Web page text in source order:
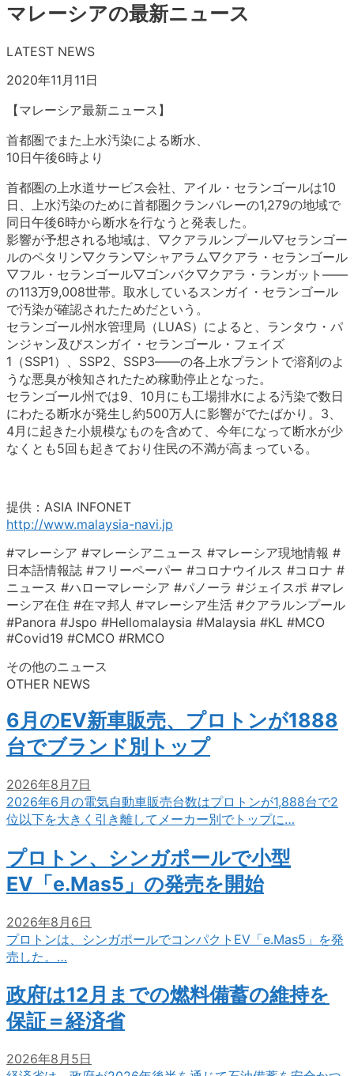
マレーシアの最新ニュース
LATEST NEWS
2020年11月11日
【マレーシア最新ニュース】
首都圏でまた上水汚染による断水、
10日午後6時より
首都圏の上水道サービス会社、アイル・セランゴールは10
日、上水汚染のために首都圏クランバレーの1,279の地域で
同日午後6時から断水を行なうと発表した。
影響が予想される地域は、▽クアラルンプール▽セランゴー
ルのペタリン▽クラン▽シャアラム▽クアラ・セランゴール
▽フル・セランゴール▽ゴンバク▽クアラ・ランガット――
の113万9,008世帯。取水しているスンガイ・セランゴール
で汚染が確認されたためだという。
セランゴール州水管理局（LUAS）によると、ランタウ・パ
ンジャン及びスンガイ・セランゴール・フェイズ
1（SSP1）、SSP2、SSP3――の各上水プラントで溶剤のよ
うな悪臭が検知されたため稼動停止となった。
セランゴール州では9、10月にも工場排水による汚染で数日
にわたる断水が発生し約500万人に影響がでたばかり。3、
4月に起きた小規模なものを含めて、今年になって断水が少
なくとも5回も起きており住民の不満が高まっている。
提供：ASIA INFONET
http://www.malaysia-navi.jp
#マレーシア #マレーシアニュース #マレーシア現地情報 #
日本語情報誌 #フリーペーパー #コロナウイルス #コロナ #
ニュース #ハローマレーシア #パノーラ #ジェイスポ #マレ
ーシア在住 #在マ邦人 #マレーシア生活 #クアラルンプール
#Panora #Jspo #Hellomalaysia #Malaysia #KL #MCO
#Covid19 #CMCO #RMCO
その他のニュース
OTHER NEWS
6月のEV新車販売、プロトンが1888
台でブランド別トップ
2026年8月7日
2026年6月の電気自動車販売台数はプロトンが1,888台で2
位以下を大きく引き離してメーカー別でトップに…
プロトン、シンガポールで小型
EV「e.Mas5」の発売を開始
2026年8月6日
プロトンは、シンガポールでコンパクトEV「e.Mas5」を発
売した。…
政府は12月までの燃料備蓄の維持を
保証＝経済省
2026年8月5日